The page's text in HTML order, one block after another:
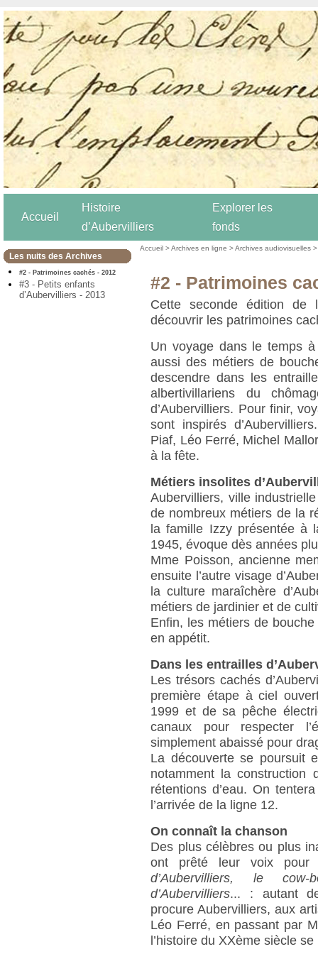
Accueil
Histoire
d’Aubervilliers
Explorer les
fonds
Les nuits des Archives
#2 - Patrimoines cachés - 2012
#3 - Petits enfants
d’Aubervilliers - 2013
Accueil >Archives en ligne >Archives audiovisuelles
#2 - Patrimoines
Cette seconde édition de
découvrir les patrimoines
Un voyage dans le temps
aussi des métiers de
descendre dans les
albertivillariens du
d’Aubervilliers. Pour finir,
sont inspirés
Piaf, Léo Ferré, Michel
à la fête.
Métiers insolites
Aubervilliers, ville
de nombreux métiers de la
la famille Izzy présentée
1945, évoque dès années
Mme Poisson, ancienne
ensuite l’autre visage
la culture maraîchère
métiers de jardinier et de
Enfin, les métiers de
en appétit.
Dans les entrailles
Les trésors cachés
première étape à ciel
1999 et de sa pêche
canaux pour respecter
simplement abaissé pour
La découverte se poursuit
notamment la construction
rétentions d’eau. On
l’arrivée de la ligne 12.
On connaît la chanson
Des plus célèbres ou plus
ont prêté leur voix pour
d’Aubervilliers, le
d’Aubervilliers... : autant
procure Aubervilliers, aux
Léo Ferré, en passant par
l’histoire du XXème siècle